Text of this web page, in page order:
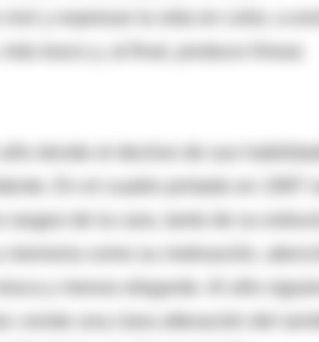
y expresar la vida en color, a
tosco y, al final, produce líneas
En el cuadro pintado en 1997
de la cara, tanto de su
y menos elegante. Al año